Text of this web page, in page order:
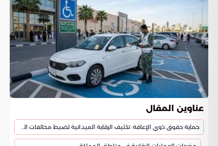
عناوين المقال
حماية حقوق ذوي الإعاقة: تكثيف الرقابة الميدانية لضبط مخالفات المواقف